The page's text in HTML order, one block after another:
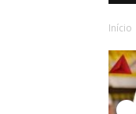
Início